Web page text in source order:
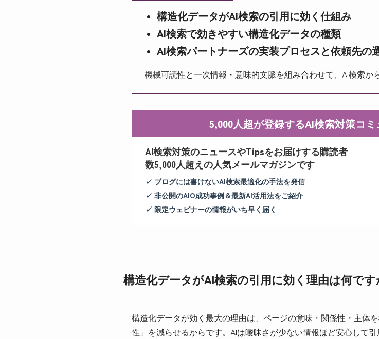
構造化データがAI検索の引用に効く仕組み
AI検索で効きやすい構造化データの種類
AI検索パートナーズの実装プロセスと依頼先の
機械可読性と一次情報・意味的文脈を組み合わせて、AI検索か
5,000人超が登録するAI検索対策コ
AI検索対策のニュースやTipsをお届けする購読者
数5,000人超えの人気メールマガジンです
✓ ブログには書けないAI検索最適化の手法を発信
✓ 非公開のAIO成功事例＆最新AI活用法をご紹介
✓ 限定ウェビナーの情報がいち早く届く
構造化データがAI検索の引用に効く理由は何です
構造化データが効く最大の理由は、ページの意味・関係性・主体
性」を減らせるからです。AIは曖昧さが少ない情報ほど安心して